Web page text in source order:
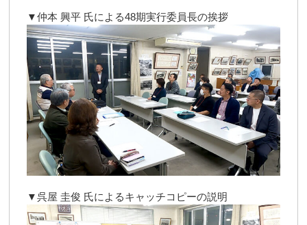
▼仲本 興平 氏による48期実行委員長の挨拶
▼呉屋 圭俊 氏によるキャッチコピーの説明